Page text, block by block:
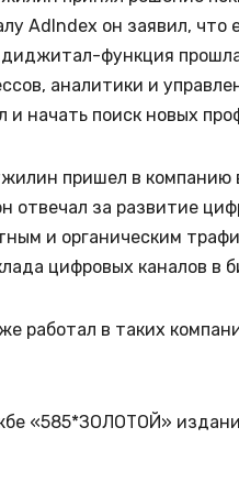
AdIndex он заявил, что
функция
аналитики и
и начать поиск новых
пришел в
отвечал за развитие
и органическим
цифровых каналов в
работал в таких
«585*ЗОЛОТОЙ»